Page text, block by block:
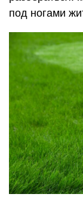
под ногами